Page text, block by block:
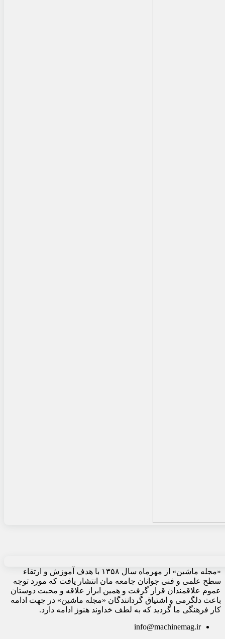
«مجله ماشین» از مهرماه سال ۱۳۵۸ با هدف آموزش و ارتقاء
سطح علمی و فنی جوانان جامعه مان انتشار یافت که مورد توجه
عموم علاقمندان قرار گرفت و همین ابراز علاقه و محبت دوستان
باعث دلگرمی و اشتیاق گردانندگان «مجله ماشین» در جهت ادامه
کار فرهنگی ما گردید که به لطف خداوند هنوز ادامه دارد.
info@machinemag.ir